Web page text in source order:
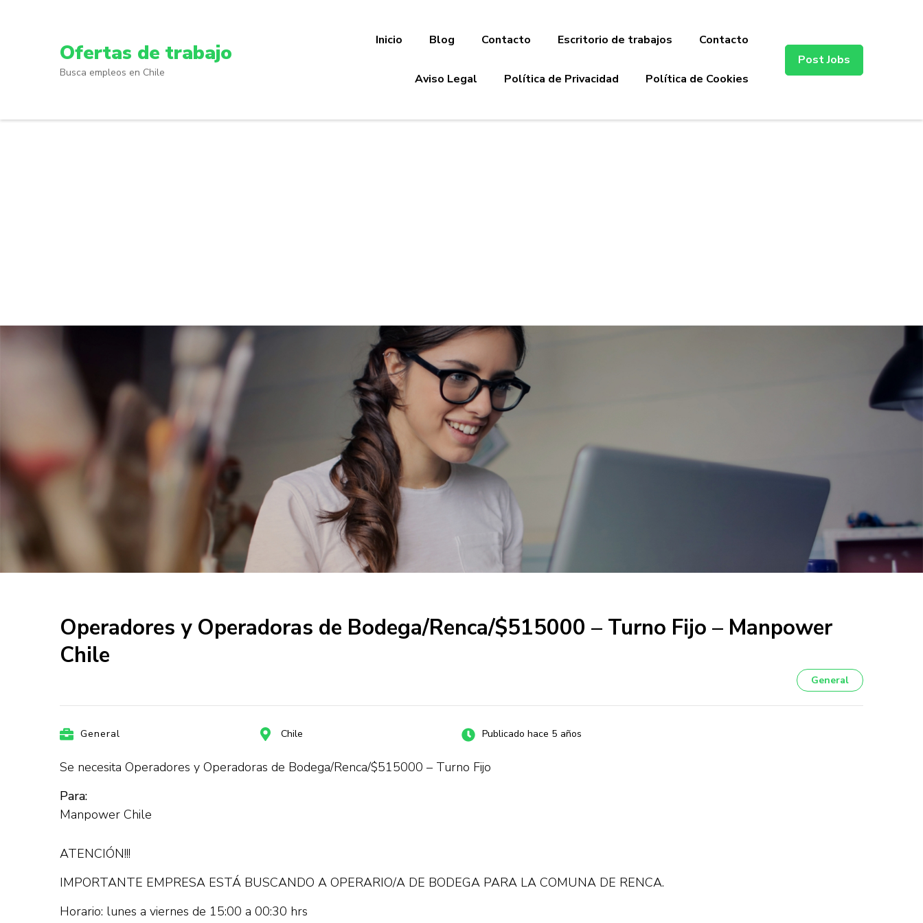
Ofertas de trabajo
Busca empleos en Chile
Inicio Blog Contacto Escritorio de trabajos Contacto
Aviso Legal Política de Privacidad Política de Cookies
Post Jobs
Operadores y Operadoras de Bodega/Renca/$515000 – Turno Fijo – Manpower
Chile
General
General Chile Publicado hace 5 años
Se necesita Operadores y Operadoras de Bodega/Renca/$515000 – Turno Fijo
Para:
Manpower Chile
ATENCIÓN!!!
IMPORTANTE EMPRESA ESTÁ BUSCANDO A OPERARIO/A DE BODEGA PARA LA COMUNA DE RENCA.
Horario: lunes a viernes de 15:00 a 00:30 hrs